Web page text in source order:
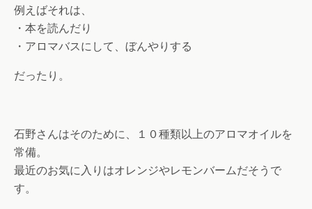
例えばそれは、
・本を読んだり
・アロマバスにして、ぼんやりする
だったり。
石野さんはそのために、１０種類以上のアロマオイルを
常備。
最近のお気に入りはオレンジやレモンバームだそうで
す。